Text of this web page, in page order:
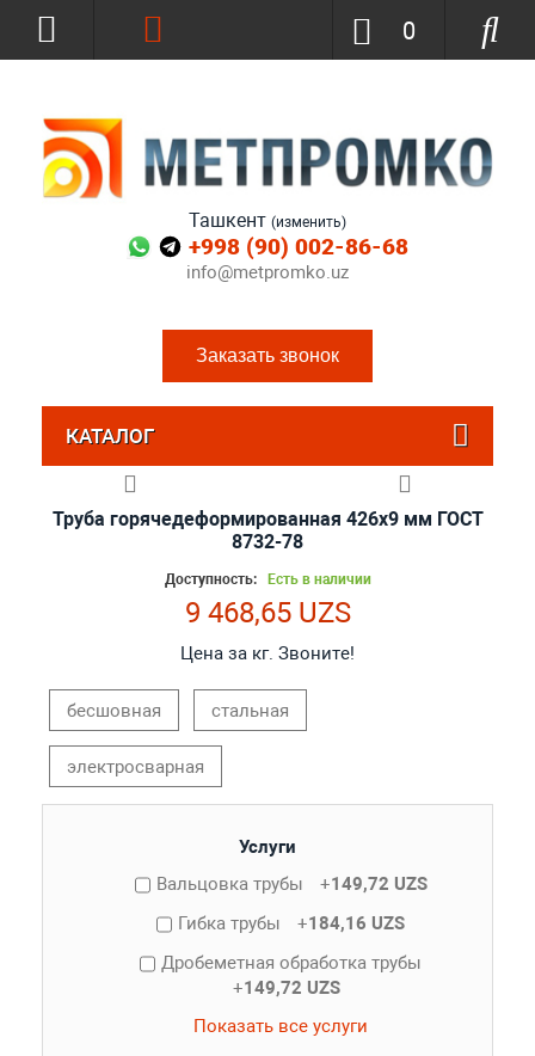
Ташкент (изменить)
+998 (90) 002-86-68
info@metpromko.uz
Заказать звонок
0
КАТАЛОГ
Труба горячедеформированная 426х9 мм ГОСТ
8732-78
Доступность: Есть в наличии
9 468,65 UZS
Цена за кг. Звоните!
бесшовная стальная
электросварная
Услуги
Вальцовка трубы
+149,72 UZS
Гибка трубы
+184,16 UZS
Дробеметная обработка трубы
+149,72 UZS
Показать все услуги